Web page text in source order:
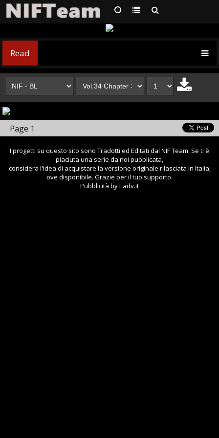
Read
Page 1
I progetti su questo sito sono Tradotti ed Editati dal NIF Team. Se ti è
piaciuta una serie da noi pubblicata,
considera l'idea di acquistare la versione originale rilasciata in Italia,
ove disponibile. Grazie per il tuo supporto.
Pubblicità by Eadv.it